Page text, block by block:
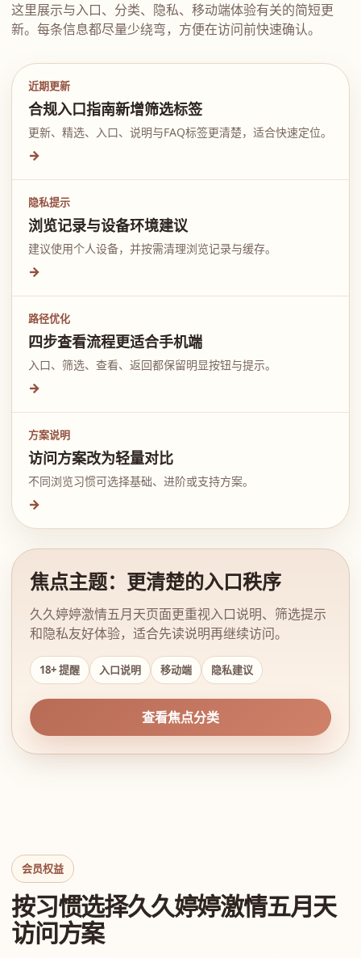
这里展示与入口、分类、隐私、移动端体验有关的简短更
新。每条信息都尽量少绕弯，方便在访问前快速确认。
近期更新
合规入口指南新增筛选标签
更新、精选、入口、说明与FAQ标签更清楚，适合快速定位。
→
隐私提示
浏览记录与设备环境建议
建议使用个人设备，并按需清理浏览记录与缓存。
→
路径优化
四步查看流程更适合手机端
入口、筛选、查看、返回都保留明显按钮与提示。
→
方案说明
访问方案改为轻量对比
不同浏览习惯可选择基础、进阶或支持方案。
→
焦点主题：更清楚的入口秩序
久久婷婷激情五月天页面更重视入口说明、筛选提示
和隐私友好体验，适合先读说明再继续访问。
18+ 提醒 入口说明 移动端 隐私建议
查看焦点分类
会员权益
按习惯选择久久婷婷激情五月天
访问方案